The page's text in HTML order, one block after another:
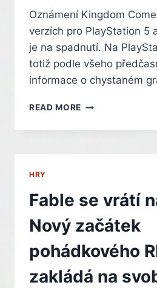
BOXU
Oznámení Kingdom
verzích pro PlayStation 5
je na spadnutí. Na
totiž podle všeho
informace o chystaném
READ MORE PŘEDČASNĚ
GRAFICKÉ
INDIAN
HRY
Fable se vrátí
Nový začátek
pohádkového
zakládá na